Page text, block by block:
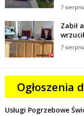
7
Zabił
7
Ogłoszenia
Usługi Pogrzebowe